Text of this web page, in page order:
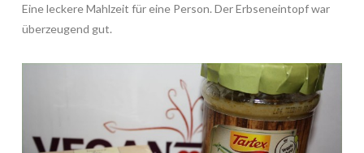
Eine leckere Mahlzeit für eine Person. Der Erbseneintopf war
überzeugend gut.